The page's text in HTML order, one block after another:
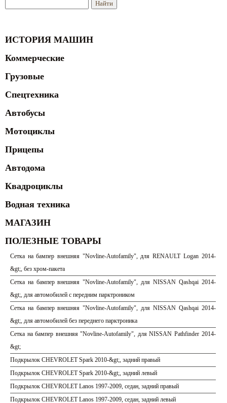
ИСТОРИЯ МАШИН
Коммерческие
Грузовые
Спецтехника
Автобусы
Мотоциклы
Прицепы
Автодома
Квадроциклы
Водная техника
МАГАЗИН
ПОЛЕЗНЫЕ ТОВАРЫ
Сетка на бампер внешняя "Novline-Autofamily", для RENAULT Logan 2014-
&gt;, без хром-пакета
Сетка на бампер внешняя "Novline-Autofamily", для NISSAN Qashqai 2014-
&gt;, для автомобилей с передним парктроником
Сетка на бампер внешняя "Novline-Autofamily", для NISSAN Qashqai 2014-
&gt;, для автомобилей без переднего парктроника
Сетка на бампер внешняя "Novline-Autofamily", для NISSAN Pathfinder 2014-
&gt;
Подкрылок CHEVROLET Spark 2010-&gt;, задний правый
Подкрылок CHEVROLET Spark 2010-&gt;, задний левый
Подкрылок CHEVROLET Lanos 1997-2009, седан, задний правый
Подкрылок CHEVROLET Lanos 1997-2009, седан, задний левый